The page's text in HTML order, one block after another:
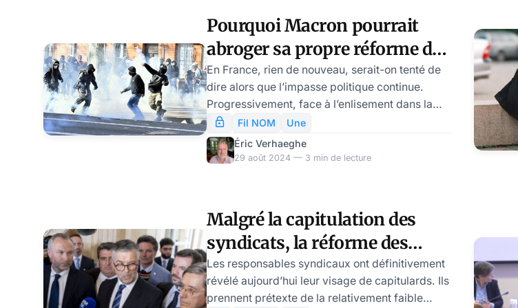
aujourd’hui pourquoi cette proposition est
suicidaire… et pour quoi les Français méritent
qu’elle passe. L
Pourquoi Macron pourrait
abroger sa propre réforme des
retraites…
En France, rien de nouveau, serait-on tenté de
dire alors que l’impasse politique continue.
Progressivement, face à l’enlisement dans la
crise, les nerfs craquent. Ceux de François
Bayrou, par exemple, qui a proposé
officiellement que la réforme des retraites
dit à l’époque qu’elle était imposée sans légimité
politique suffisante, est devenue un point de
fixation, puisque le Rassemblement national aut
Fil NOM
Une
Éric Verhaeghe
29 août 2024 — 3 min de lecture
Malgré la capitulation des
syndicats, la réforme des
retraites peut encore chuter au
Parlement
Les responsables syndicaux ont définitivement
révélé aujourd’hui leur visage de capitulards. Ils
prennent prétexte de la relativement faible